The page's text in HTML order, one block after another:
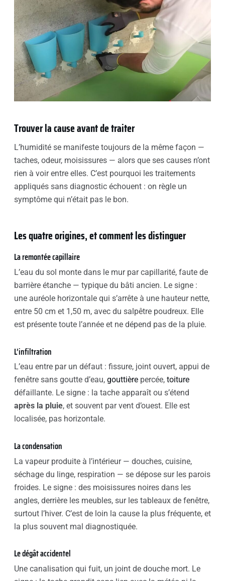
Trouver la cause avant de traiter
L’humidité se manifeste toujours de la même façon —
taches, odeur, moisissures — alors que ses causes n’ont
rien à voir entre elles. C’est pourquoi les traitements
appliqués sans diagnostic échouent : on règle un
symptôme qui n’était pas le bon.
Les quatre origines, et comment les distinguer
La remontée capillaire
L’eau du sol monte dans le mur par capillarité, faute de
barrière étanche — typique du bâti ancien. Le signe :
une auréole horizontale qui s’arrête à une hauteur nette,
entre 50 cm et 1,50 m, avec du salpêtre poudreux. Elle
est présente toute l’année et ne dépend pas de la pluie.
L’infiltration
L’eau entre par un défaut : fissure, joint ouvert, appui de
fenêtre sans goutte d’eau, gouttière percée, toiture
défaillante. Le signe : la tache apparaît ou s’étend
après la pluie, et souvent par vent d’ouest. Elle est
localisée, pas horizontale.
La condensation
La vapeur produite à l’intérieur — douches, cuisine,
séchage du linge, respiration — se dépose sur les parois
froides. Le signe : des moisissures noires dans les
angles, derrière les meubles, sur les tableaux de fenêtre,
surtout l’hiver. C’est de loin la cause la plus fréquente, et
la plus souvent mal diagnostiquée.
Le dégât accidentel
Une canalisation qui fuit, un joint de douche mort. Le